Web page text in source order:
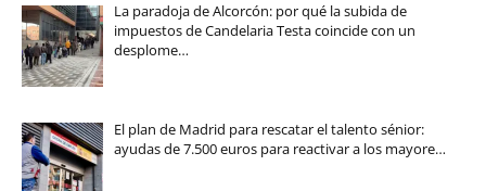
La paradoja de Alcorcón: por qué la subida de
impuestos de Candelaria Testa coincide con un
desplome…
El plan de Madrid para rescatar el talento sénior:
ayudas de 7.500 euros para reactivar a los mayore…